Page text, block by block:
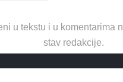
u tekstu i u komentarima
stav redakcije.